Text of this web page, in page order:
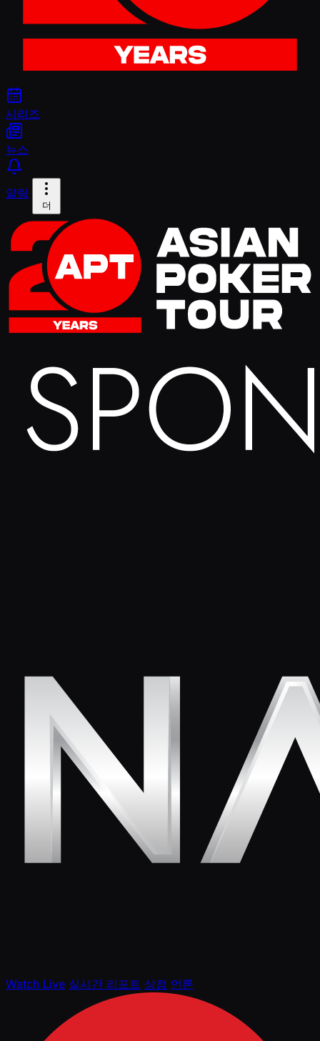
시리즈
뉴스
알림
더
Watch Live 실시간 리포트 상점 언론